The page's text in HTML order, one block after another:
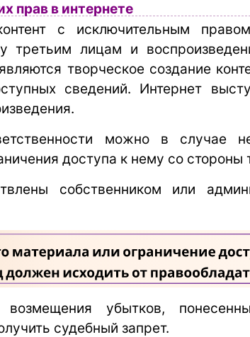
прав в интернете
с исключительным
третьим лицам и
творческое создание
сведений. Интернет
можно в случае
доступа к нему со стороны
собственником или
убытков,
судебный запрет.